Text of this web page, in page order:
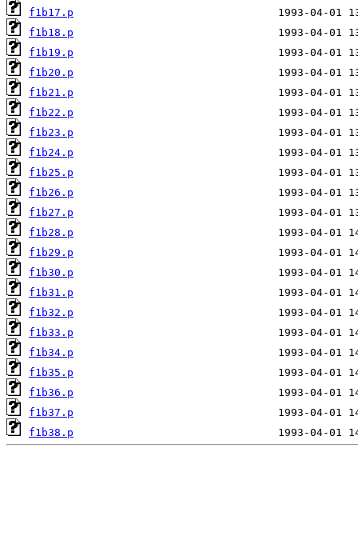
f1b17.p
f1b18.p
f1b19.p
f1b20.p
f1b21.p
f1b22.p
f1b23.p
f1b24.p
f1b25.p
f1b26.p
f1b27.p
f1b28.p
f1b29.p
f1b30.p
f1b31.p
f1b32.p
f1b33.p
f1b34.p
f1b35.p
f1b36.p
f1b37.p
f1b38.p